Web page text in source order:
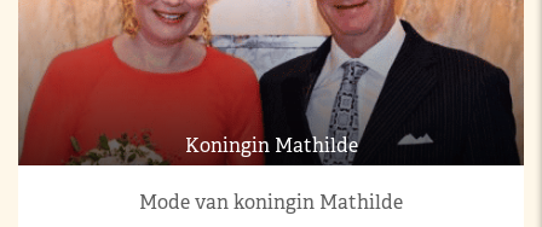
Koningin Mathilde
Mode van koningin Mathilde